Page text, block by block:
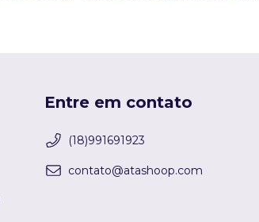
Entre em contato
(18)991691923
contato@atashoop.com